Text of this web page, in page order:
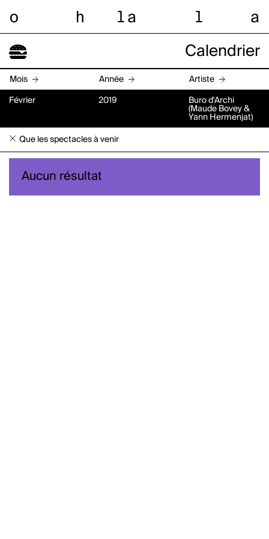
o h l a l a
Calendrier
Mois Année Artiste
Février 2019
Buro d'Archi
(Maude Bovey &
Yann Hermenjat)
Que les spectacles à venir
Aucun résultat